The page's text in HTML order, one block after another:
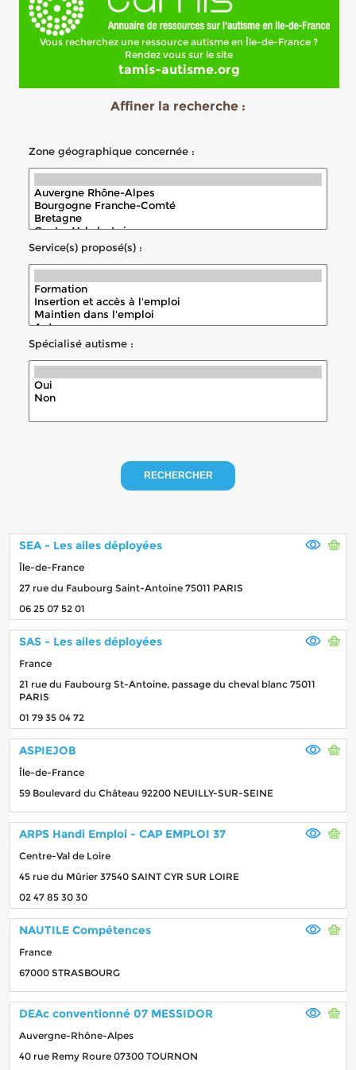
Vous recherchez une ressource autisme en Île-de-France ?
Rendez vous sur le site
tamis-autisme.org
Affiner la recherche :
Zone géographique concernée :
Service(s) proposé(s) :
Spécialisé autisme :
RECHERCHER
SEA - Les ailes déployées
Île-de-France
27 rue du Faubourg Saint-Antoine 75011 PARIS
06 25 07 52 01
SAS - Les ailes déployées
France
21 rue du Faubourg St-Antoine, passage du cheval blanc 75011
PARIS
01 79 35 04 72
ASPIEJOB
Île-de-France
59 Boulevard du Château 92200 NEUILLY-SUR-SEINE
ARPS Handi Emploi - CAP EMPLOI 37
Centre-Val de Loire
45 rue du Mûrier 37540 SAINT CYR SUR LOIRE
02 47 85 30 30
NAUTILE Compétences
France
67000 STRASBOURG
DEAc conventionné 07 MESSIDOR
Auvergne-Rhône-Alpes
40 rue Remy Roure 07300 TOURNON